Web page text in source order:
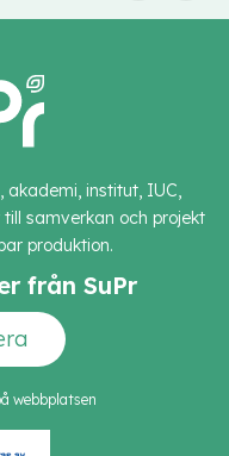
institut, IUC,
samverkan och projekt
produktion.
från SuPr
webbplatsen